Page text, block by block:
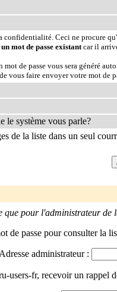
confidentialité. Ceci ne procure
mot de passe existantcar il
mot de passe vous sera généré
vous faire envoyer votre mot de
le système vous parle?
de la liste dans un seul
que pour l'administrateur de
de passe pour consulter la
Adresse administrateur :
users-fr, recevoir un rappel